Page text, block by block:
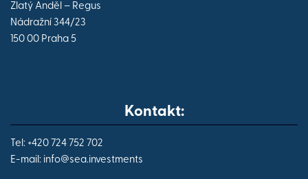
Zlatý Anděl – Regus
Nádražní 344/23
150 00 Praha 5
Kontakt:
Tel: +420 724 752 702
E-mail: info@sea.investments